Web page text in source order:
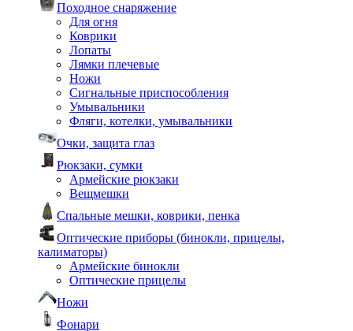
Походное снаряжение
Для огня
Коврики
Лопаты
Лямки плечевые
Ножи
Сигнальные приспособления
Умывальники
Фляги, котелки, умывальники
Очки, защита глаз
Рюкзаки, сумки
Армейские рюкзаки
Вещмешки
Спальные мешки, коврики, пенка
Оптические приборы (бинокли, прицелы,
калиматоры)
Армейские бинокли
Оптические прицелы
Ножи
Фонари